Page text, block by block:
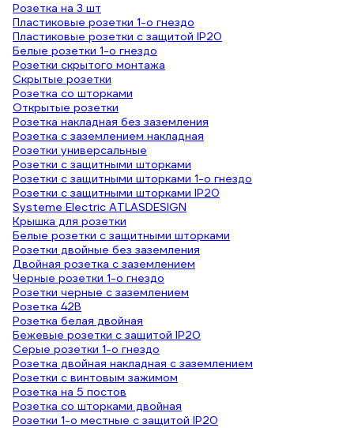
Розетка на 3 шт
Пластиковые розетки 1-о гнездо
Пластиковые розетки с защитой IP20
Белые розетки 1-о гнездо
Розетки скрытого монтажа
Скрытые розетки
Розетка со шторками
Открытые розетки
Розетка накладная без заземления
Розетка с заземлением накладная
Розетки универсальные
Розетки с защитными шторками
Розетки с защитными шторками 1-о гнездо
Розетки с защитными шторками IP20
Systeme Electric ATLASDESIGN
Крышка для розетки
Белые розетки с защитными шторками
Розетки двойные без заземления
Двойная розетка с заземлением
Черные розетки 1-о гнездо
Розетки черные с заземлением
Розетка 42В
Розетка белая двойная
Бежевые розетки с защитой IP20
Серые розетки 1-о гнездо
Розетка двойная накладная с заземлением
Розетки с винтовым зажимом
Розетка на 5 постов
Розетка со шторками двойная
Розетки 1-о местные с защитой IP20